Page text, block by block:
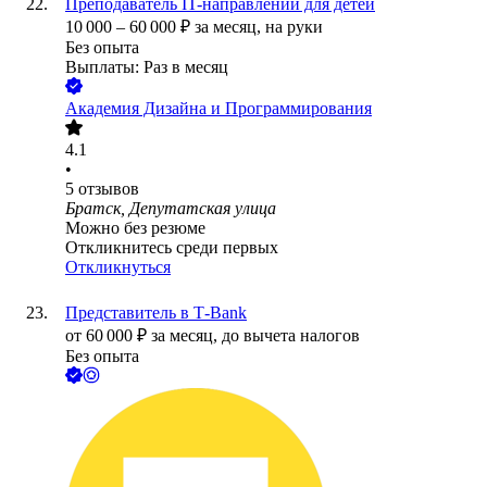
Преподаватель IT-направлений для детей
10 000 – 60 000 ₽ за месяц, на руки
Без опыта
Выплаты: Раз в месяц
Академия Дизайна и Программирования
4.1
•
5 отзывов
Братск, Депутатская улица
Можно без резюме
Откликнитесь среди первых
Откликнуться
Представитель в Т-Bank
от 60 000 ₽ за месяц, до вычета налогов
Без опыта